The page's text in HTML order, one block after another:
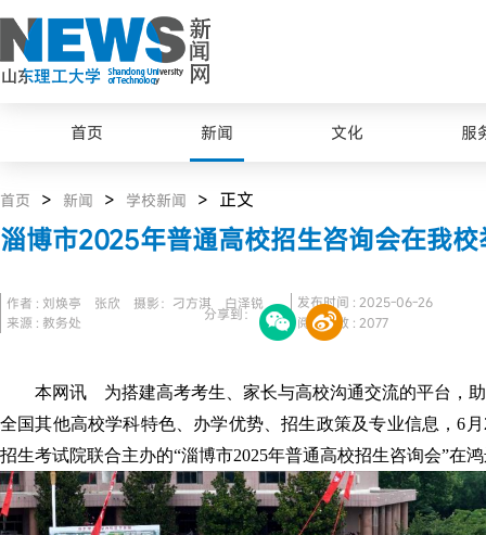
首页 新闻 文化 服
首页 > 新闻 > 学校新闻 > 正文
淄博市2025年普通高校招生咨询会在我校
作者 : 刘焕亭 张欣 摄影：刁方淇 白泽锐
来源 : 教务处
发布时间 : 2025-06-26
阅读次数 : 2077
分享到：
本网讯 为搭建高考考生、家长与高校沟通交流的平台，
全国其他高校学科特色、办学优势、招生政策及专业信息，6
招生考试院联合主办的“淄博市2025年普通高校招生咨询会”在
最美山理工